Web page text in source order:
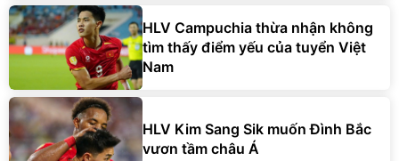
HLV Campuchia thừa nhận không
tìm thấy điểm yếu của tuyển Việt
Nam
HLV Kim Sang Sik muốn Đình Bắc
vươn tầm châu Á